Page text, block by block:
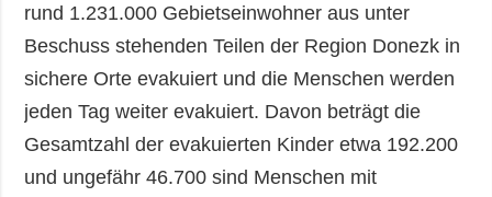
rund 1.231.000 Gebietseinwohner aus unter
Beschuss stehenden Teilen der Region Donezk in
sichere Orte evakuiert und die Menschen werden
jeden Tag weiter evakuiert. Davon beträgt die
Gesamtzahl der evakuierten Kinder etwa 192.200
und ungefähr 46.700 sind Menschen mit